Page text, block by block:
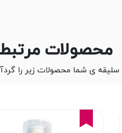
محصولات مرتبط
ی شما محصولات زیر را